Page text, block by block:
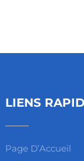
LIENS
Page D’Accueil